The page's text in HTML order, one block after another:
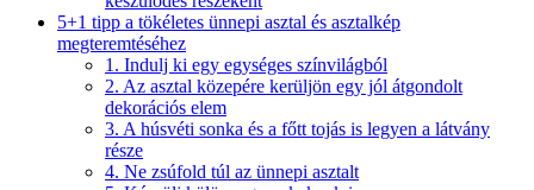
5+1 tipp a tökéletes ünnepi asztal és asztalkép
megteremtéséhez
1. Indulj ki egy egységes színvilágból
2. Az asztal közepére kerüljön egy jól átgondolt
dekorációs elem
3. A húsvéti sonka és a főtt tojás is legyen a látvány
része
4. Ne zsúfold túl az ünnepi asztalt